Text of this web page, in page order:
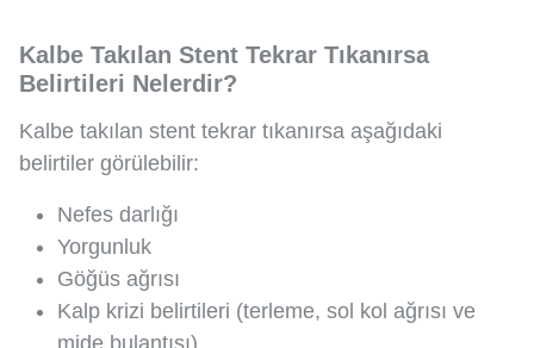
Kalbe Takılan Stent Tekrar Tıkanırsa
Belirtileri Nelerdir?
Kalbe takılan stent tekrar tıkanırsa aşağıdaki
belirtiler görülebilir:
Nefes darlığı
Yorgunluk
Göğüs ağrısı
Kalp krizi belirtileri (terleme, sol kol ağrısı ve
mide bulantısı)